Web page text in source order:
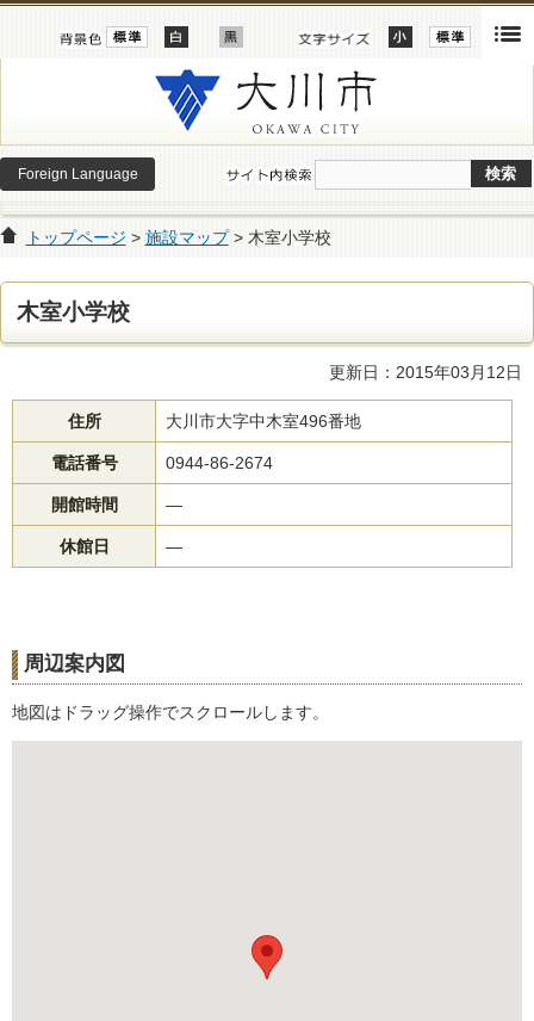
Foreign Language
トップページ > 施設マップ> 木室小学校
木室小学校
更新日：2015年03月12日
住所 大川市大字中木室496番地
電話番号 0944-86-2674
開館時間 ―
休館日 ―
周辺案内図
地図はドラッグ操作でスクロールします。